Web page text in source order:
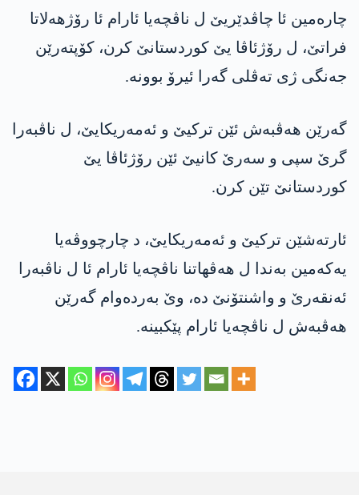
چاره‌مین ئا چاڤدێریێ ل ناڤچه‌یا ئارام ئا رۆژهه‌لاتا
فراتێ، ل رۆژئاڤا یێ كوردستانێ كرن، كۆپته‌رێن
جه‌نگی ژی ته‌ڤلی گه‌را ئیرۆ بوونه‌.
گه‌رێن هه‌ڤبه‌ش ئێن تركیێ و ئه‌مه‌ریكایێ، ل ناڤبه‌را
گرێ سپی و سه‌رێ كانیێ ئێن رۆژئاڤا یێ
كوردستانێ تێن كرن.
ئارته‌شێن تركیێ و ئه‌مه‌ریكایێ، ‌د چارچووڤەیا
یه‌كه‌مین به‌ندا ل هه‌ڤهاتنا ناڤچه‌یا ئارام ئا ل ناڤبه‌را
ئه‌نقه‌رێ و واشنتۆنێ ده‌، وێ به‌رده‌وام گه‌رێن
هه‌ڤبه‌ش ل ناڤچه‌یا ئارام پێكبینه‌.